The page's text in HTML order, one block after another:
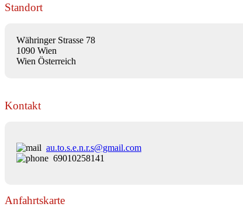
Standort
Währinger Strasse 78
1090 Wien
Wien Österreich
Kontakt
au.to.s.e.n.r.s@gmail.com
69010258141
Anfahrtskarte